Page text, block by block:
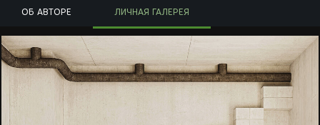
ОБ АВТОРЕ ЛИЧНАЯ ГАЛЕРЕЯ